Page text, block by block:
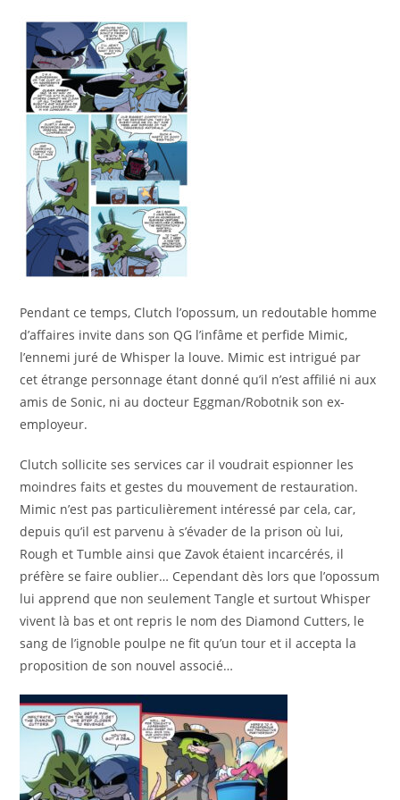
Pendant ce temps, Clutch l’opossum, un redoutable homme
d’affaires invite dans son QG l’infâme et perfide Mimic,
l’ennemi juré de Whisper la louve. Mimic est intrigué par
cet étrange personnage étant donné qu’il n’est affilié ni aux
amis de Sonic, ni au docteur Eggman/Robotnik son ex-
employeur.
Clutch sollicite ses services car il voudrait espionner les
moindres faits et gestes du mouvement de restauration.
Mimic n’est pas particulièrement intéressé par cela, car,
depuis qu’il est parvenu à s’évader de la prison où lui,
Rough et Tumble ainsi que Zavok étaient incarcérés, il
préfère se faire oublier… Cependant dès lors que l’opossum
lui apprend que non seulement Tangle et surtout Whisper
vivent là bas et ont repris le nom des Diamond Cutters, le
sang de l’ignoble poulpe ne fit qu’un tour et il accepta la
proposition de son nouvel associé…